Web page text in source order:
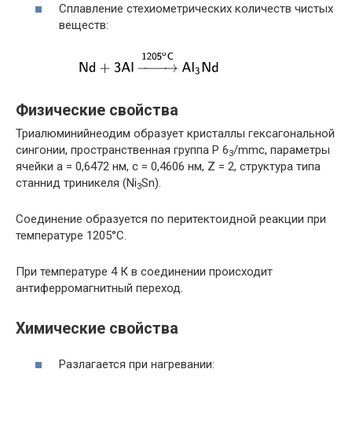
Сплавление стехиометрических количеств чистых
веществ:
Физические свойства
Триалюминийнеодим образует кристаллы гексагональной
сингонии, пространственная группа P 63/mmc, параметры
ячейки a = 0,6472 нм, c = 0,4606 нм, Z = 2, структура типа
станнид триникеля (Ni3Sn).
Соединение образуется по перитектоидной реакции при
температуре 1205°С.
При температуре 4 К в соединении происходит
антиферромагнитный переход.
Химические свойства
Разлагается при нагревании: